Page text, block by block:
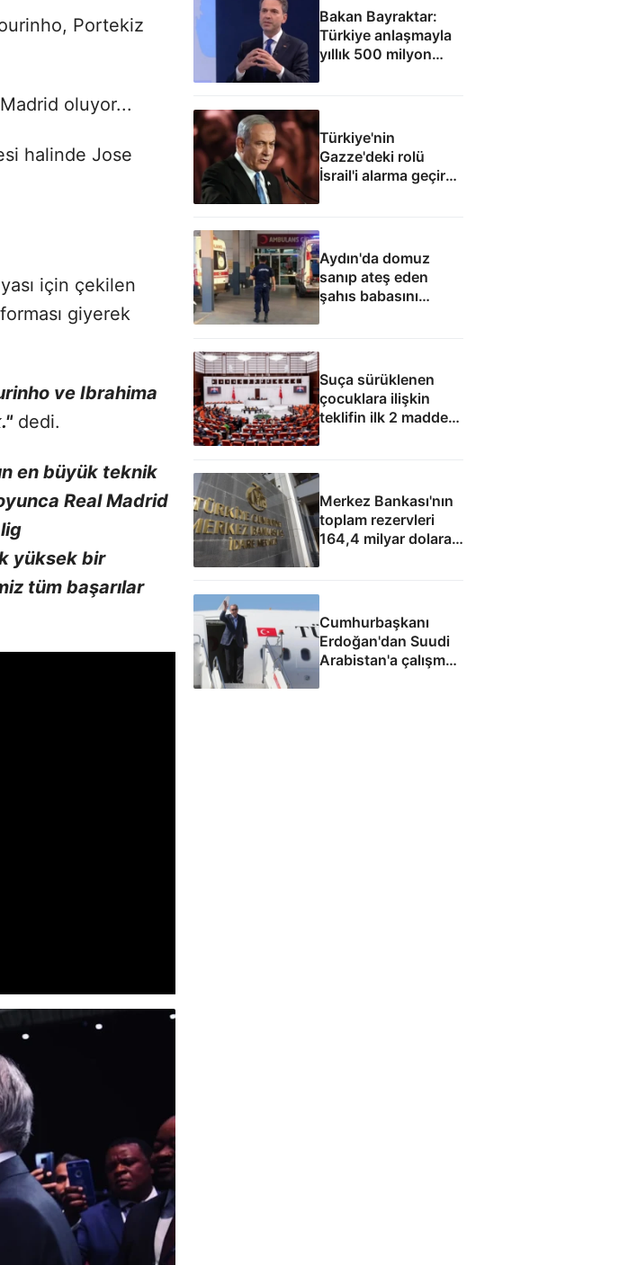
Portekiz
oluyor...
halinde Jose
için çekilen
giyerek
ve Ibrahima
dedi.
en büyük teknik
Real Madrid
yüksek bir
tüm başarılar
Bakan Bayraktar:
Türkiye anlaşmayla
yıllık 500 milyon
Türkiye'nin
Gazze'deki rolü
İsrail'i alarma geçirdi:
Aydın'da domuz
sanıp ateş eden
şahıs babasını
Suça sürüklenen
çocuklara ilişkin
teklifin ilk 2 maddesi
kabul edildi
Merkez Bankası'nın
toplam rezervleri
164,4 milyar dolara
yükseldi
Cumhurbaşkanı
Erdoğan'dan Suudi
Arabistan'a çalışma